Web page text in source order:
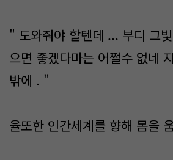
" 도와줘야 할텐데 ... 부디 그
으면 좋겠다마는 어쩔수 없네
밖에 . "
율또한 인간세계를 향해 몸을